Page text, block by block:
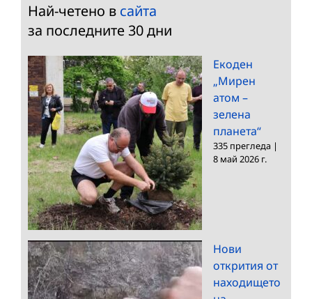
Най-четено в сайта
за последните 30 дни
Екоден
„Мирен
атом –
зелена
планета“
335 прегледа |
8 май 2026 г.
Нови
открития от
находището